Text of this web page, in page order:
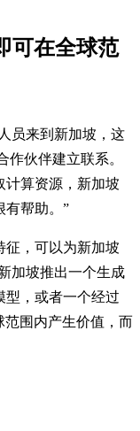
可在全球范
员来到新加坡，这
作伙伴建立联系。
计算资源，新加坡
有帮助。”
征，可以为新加坡
加坡推出一个生成
型，或者一个经过
范围内产生价值，而